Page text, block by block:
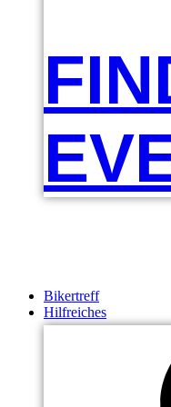
Bikertreff
Hilfreiches